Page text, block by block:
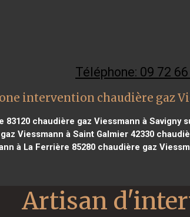
Téléphone: 09 72
intervention chaudière gaz
83120 chaudière gaz Viessmann à Savigny
Viessmann à Saint Galmier 42330
à La Ferrière 85280chaudière gaz
Artisan